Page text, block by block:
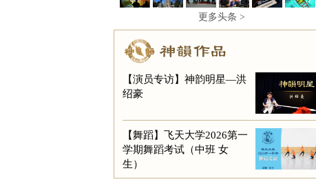
更多头条 >
【演员专访】神韵明星—洪
绍豪
【舞蹈】飞天大学2026第一
学期舞蹈考试（中班 女
生）